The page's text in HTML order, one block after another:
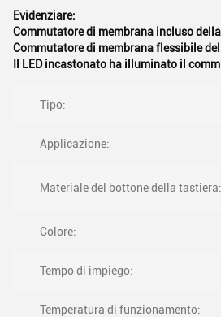
Evidenziare:
Commutatore di membrana incluso
Commutatore di membrana flessibile
Il LED incastonato ha illuminato il
Tipo:
Applicazione:
Materiale del bottone della tastiera:
Colore:
Tempo di impiego:
Temperatura di funzionamento: